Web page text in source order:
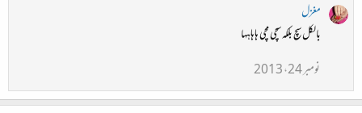
مغزل
بالکل سچ بلکہ سچی مچی ہاہاہہا
نومبر 24، 2013